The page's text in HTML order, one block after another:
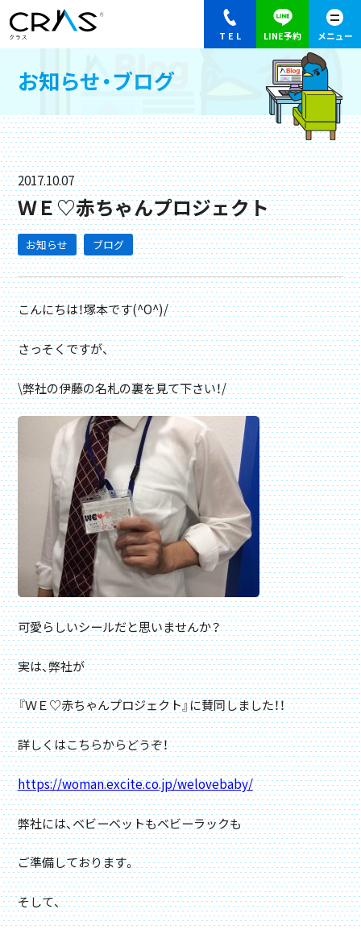
お知らせ・ブログ
2017.10.07
ＷＥ♡赤ちゃんプロジェクト
お知らせ ブログ
こんにちは！塚本です(^O^)/
さっそくですが、
\弊社の伊藤の名札の裏を見て下さい！/
可愛らしいシールだと思いませんか？
実は、弊社が
『ＷＥ♡赤ちゃんプロジェクト』に賛同しました！！
詳しくはこちらからどうぞ！
https://woman.excite.co.jp/welovebaby/
弊社には、ベビーベットもベビーラックも
ご準備しております。
そして、